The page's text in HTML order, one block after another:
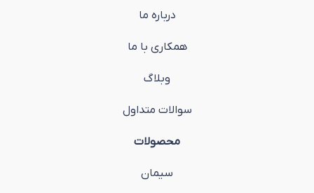
درباره ما
همکاری با ما
وبلاگ
سوالات متداول
محصولات
سیمان